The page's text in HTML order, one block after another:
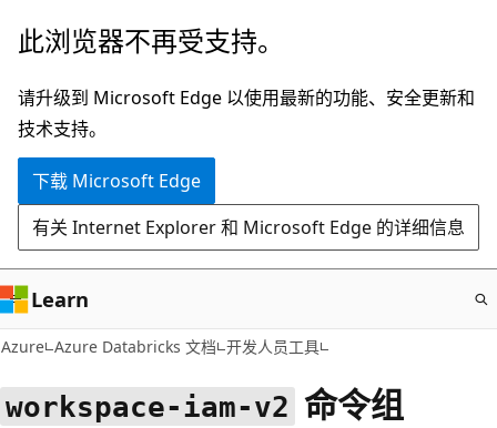
跳
主
要
内
此浏览器不再受支持。
请升级到 Microsoft Edge 以使用最新的功能、安全更新和
技术支持。
下载 Microsoft Edge
有关 Internet Explorer 和 Microsoft Edge 的详细信息
Learn
Azure Azure Databricks 文档 开发人员工具
workspace-iam-v2 命令组